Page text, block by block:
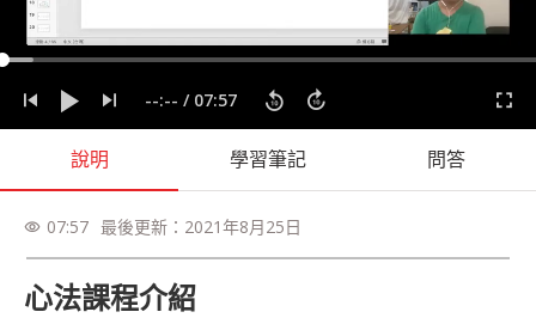
label 分析思考 實務經驗
實際應用
心法
程式設計
資料專案
資料科學
課程內容(60) 問答 學習筆記 會員(14) 課程介
--:-- / 07:57
說明 學習筆記 問答
visibility 07:57 最後更新： 2021年8月25日
心法課程介紹